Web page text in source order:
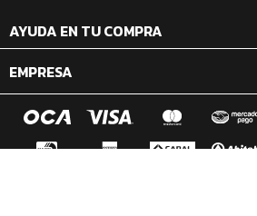
AYUDA EN TU COMPRA
EMPRESA